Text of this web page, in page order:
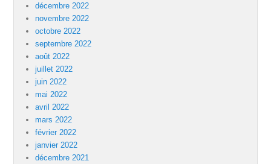
décembre 2022
novembre 2022
octobre 2022
septembre 2022
août 2022
juillet 2022
juin 2022
mai 2022
avril 2022
mars 2022
février 2022
janvier 2022
décembre 2021